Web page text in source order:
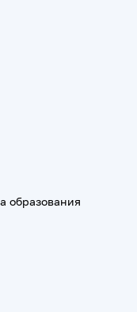
образования